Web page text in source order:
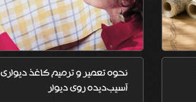
نحوه تعمیر و ترمیم کاغذ دیواری
آسیب‌دیده روی دیوار